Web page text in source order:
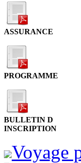
ASSURANCE
PROGRAMME
BULLETIN D
INSCRIPTION
Voyage